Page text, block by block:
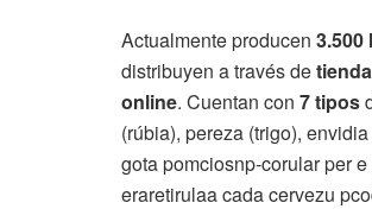
Actualmente producen 3.500
distribuyen a través de
online. Cuentan con 7 tipos
(rúbia), pereza (trigo),
gota pomciosnp-corular per
eraretirulaa cada cervezu